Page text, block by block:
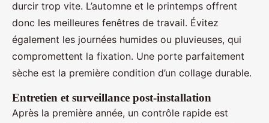
durcir trop vite. L’automne et le printemps offrent
donc les meilleures fenêtres de travail. Évitez
également les journées humides ou pluvieuses, qui
compromettent la fixation. Une porte parfaitement
sèche est la première condition d’un collage durable.
Entretien et surveillance post-installation
Après la première année, un contrôle rapide est